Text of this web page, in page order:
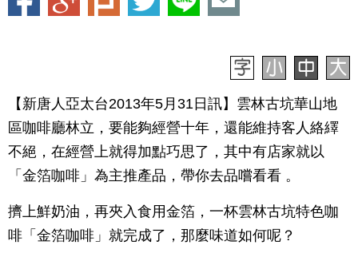
【新唐人亞太台2013年5月31日訊】雲林古坑華山地
區咖啡廳林立，要能夠經營十年，還能維持客人絡繹
不絕，在經營上就得加點巧思了，其中有店家就以
「金箔咖啡」為主推產品，帶你去品嚐看看 。
擠上鮮奶油，再夾入食用金箔，一杯雲林古坑特色咖
啡「金箔咖啡」就完成了，那麼味道如何呢？